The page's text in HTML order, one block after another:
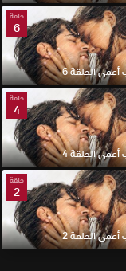
حلقة
6
الحلقة 6
حلقة
4
الحلقة 4
حلقة
2
الحلقة 2